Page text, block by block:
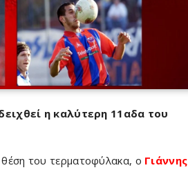
η καλύτερη 11αδα του
του τερματοφύλακα, ο Γιάννης